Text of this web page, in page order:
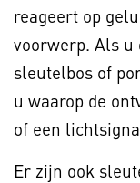
reageert op
voorwerp. Als u
sleutelbos of
u waarop de
of een
Er zijn ook